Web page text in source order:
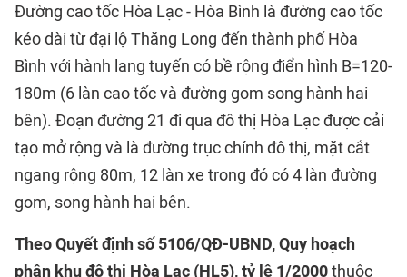
Đường cao tốc Hòa Lạc - Hòa Bình là đường cao tốc
kéo dài từ đại lộ Thăng Long đến thành phố Hòa
Bình với hành lang tuyến có bề rộng điển hình B=120-
180m (6 làn cao tốc và đường gom song hành hai
bên). Đoạn đường 21 đi qua đô thị Hòa Lạc được cải
tạo mở rộng và là đường trục chính đô thị, mặt cắt
ngang rộng 80m, 12 làn xe trong đó có 4 làn đường
gom, song hành hai bên.
Theo Quyết định số 5106/QĐ-UBND, Quy hoạch
phân khu đô thị Hòa Lạc (HL5), tỷ lệ 1/2000thuộc